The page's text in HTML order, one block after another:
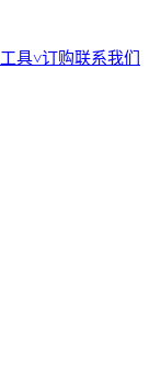
工具˅订购联系我们